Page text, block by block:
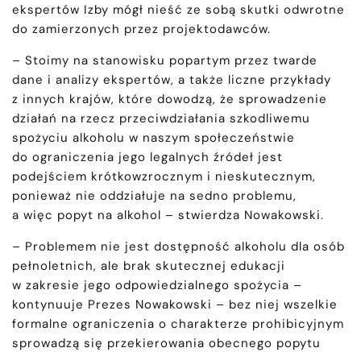
ekspertów Izby mógł nieść ze sobą skutki odwrotne
do zamierzonych przez projektodawców.
– Stoimy na stanowisku popartym przez twarde
dane i analizy ekspertów, a także liczne przykłady
z innych krajów, które dowodzą, że sprowadzenie
działań na rzecz przeciwdziałania szkodliwemu
spożyciu alkoholu w naszym społeczeństwie
do ograniczenia jego legalnych źródeł jest
podejściem krótkowzrocznym i nieskutecznym,
ponieważ nie oddziałuje na sedno problemu,
a więc popyt na alkohol – stwierdza Nowakowski.
– Problemem nie jest dostępność alkoholu dla osób
pełnoletnich, ale brak skutecznej edukacji
w zakresie jego odpowiedzialnego spożycia –
kontynuuje Prezes Nowakowski – bez niej wszelkie
formalne ograniczenia o charakterze prohibicyjnym
sprowadzą się przekierowania obecnego popytu